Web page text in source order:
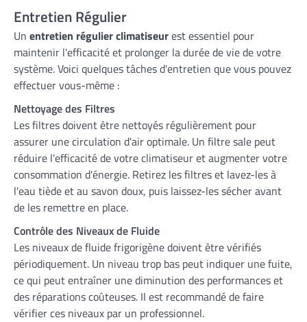
Entretien Régulier
Un entretien régulier climatiseurest essentiel pour
maintenir l'efficacité et prolonger la durée de vie de votre
système. Voici quelques tâches d'entretien que vous pouvez
effectuer vous-même :
Nettoyage des Filtres
Les filtres doivent être nettoyés régulièrement pour
assurer une circulation d'air optimale. Un filtre sale peut
réduire l'efficacité de votre climatiseur et augmenter votre
consommation d'énergie. Retirez les filtres et lavez-les à
l'eau tiède et au savon doux, puis laissez-les sécher avant
de les remettre en place.
Contrôle des Niveaux de Fluide
Les niveaux de fluide frigorigène doivent être vérifiés
périodiquement. Un niveau trop bas peut indiquer une fuite,
ce qui peut entraîner une diminution des performances et
des réparations coûteuses. Il est recommandé de faire
vérifier ces niveaux par un professionnel.